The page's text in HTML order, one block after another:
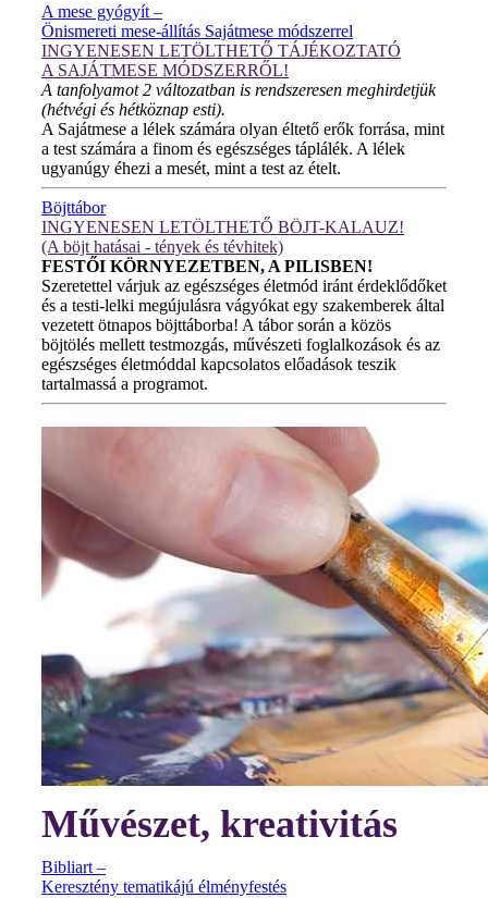
A mese gyógyít –
Önismereti mese-állítás Sajátmese módszerrel
INGYENESEN LETÖLTHETŐ TÁJÉKOZTATÓ
A SAJÁTMESE MÓDSZERRŐL!
A tanfolyamot 2 változatban is rendszeresen meghirdetjük
(hétvégi és hétköznap esti).
A Sajátmese a lélek számára olyan éltető erők forrása, mint
a test számára a finom és egészséges táplálék. A lélek
ugyanúgy éhezi a mesét, mint a test az ételt.
Böjttábor
INGYENESEN LETÖLTHETŐ BÖJT-KALAUZ!
(A böjt hatásai - tények és tévhitek)
FESTŐI KÖRNYEZETBEN, A PILISBEN!
Szeretettel várjuk az egészséges életmód iránt érdeklődőket
és a testi-lelki megújulásra vágyókat egy szakemberek által
vezetett ötnapos böjttáborba! A tábor során a közös
böjtölés mellett testmozgás, művészeti foglalkozások és az
egészséges életmóddal kapcsolatos előadások teszik
tartalmassá a programot.
Művészet, kreativitás
Bibliart –
Keresztény tematikájú élményfestés